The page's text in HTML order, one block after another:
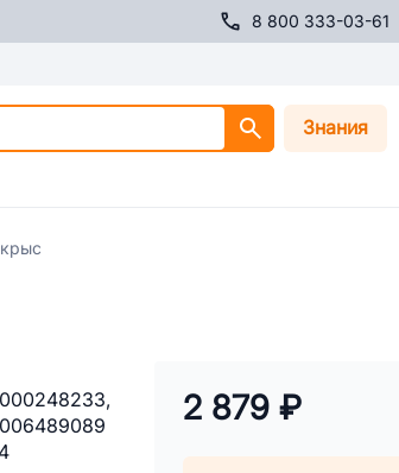
8 800 333-03-61
Знания
2 879 ₽